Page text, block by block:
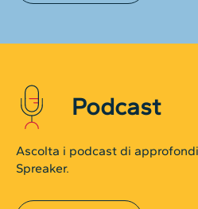
Podcast
Ascolta i podcast di
Spreaker.